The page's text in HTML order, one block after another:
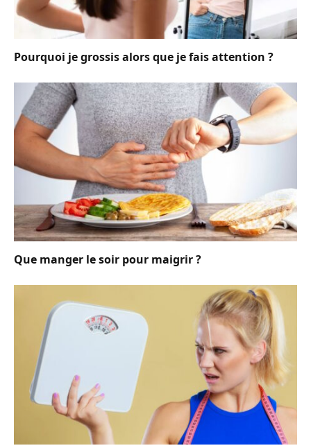
Pourquoi je grossis alors que je fais attention ?
Que manger le soir pour maigrir ?